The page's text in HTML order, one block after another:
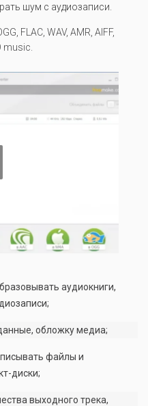
шум с аудиозаписи
FLAC, WAV, AMR, AIFF,
music.
аудиокниги,
обложку медиа;
файлы и
диски;
выходного трека,